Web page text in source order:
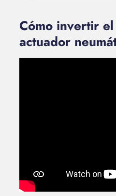
Cómo invertir
actuador